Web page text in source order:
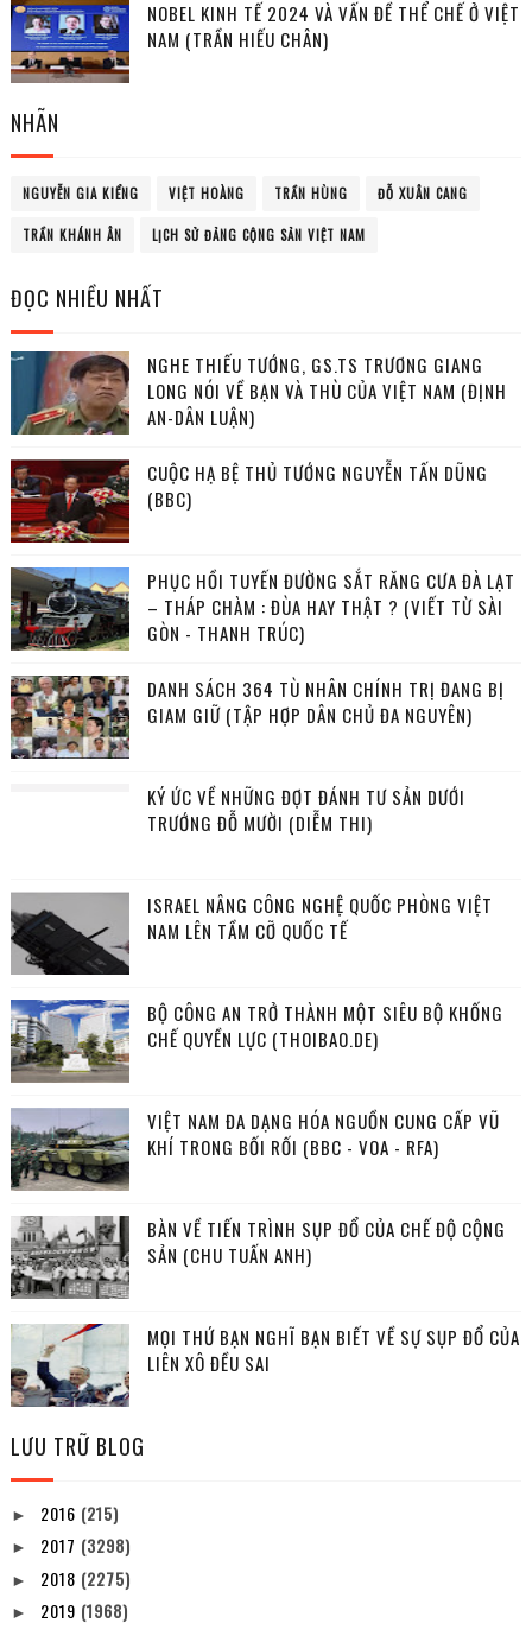
NOBEL KINH TẾ 2024 VÀ VẤN ĐỀ THỂ CHẾ Ở VIỆT
NAM (TRẦN HIẾU CHÂN)
NHÃN
NGUYỄN GIA KIỂNG VIỆT HOÀNG TRẦN HÙNG ĐỖ XUÂN CANG
TRẦN KHÁNH ÂN LỊCH SỬ ĐẢNG CỘNG SẢN VIỆT NAM
ĐỌC NHIỀU NHẤT
NGHE THIẾU TƯỚNG, GS.TS TRƯƠNG GIANG
LONG NÓI VỀ BẠN VÀ THÙ CỦA VIỆT NAM (ĐỊNH
AN-DÂN LUẬN)
CUỘC HẠ BỆ THỦ TƯỚNG NGUYỄN TẤN DŨNG
(BBC)
PHỤC HỒI TUYẾN ĐƯỜNG SẮT RĂNG CƯA ĐÀ LẠT
– THÁP CHÀM : ĐÙA HAY THẬT ? (VIẾT TỪ SÀI
GÒN - THANH TRÚC)
DANH SÁCH 364 TÙ NHÂN CHÍNH TRỊ ĐANG BỊ
GIAM GIỮ (TẬP HỢP DÂN CHỦ ĐA NGUYÊN)
KÝ ỨC VỀ NHỮNG ĐỢT ĐÁNH TƯ SẢN DƯỚI
TRƯỚNG ĐỖ MƯỜI (DIỄM THI)
ISRAEL NÂNG CÔNG NGHỆ QUỐC PHÒNG VIỆT
NAM LÊN TẦM CỠ QUỐC TẾ
BỘ CÔNG AN TRỞ THÀNH MỘT SIÊU BỘ KHỐNG
CHẾ QUYỀN LỰC (THOIBAO.DE)
VIỆT NAM ĐA DẠNG HÓA NGUỒN CUNG CẤP VŨ
KHÍ TRONG BỐI RỐI (BBC - VOA - RFA)
BÀN VỀ TIẾN TRÌNH SỤP ĐỔ CỦA CHẾ ĐỘ CỘNG
SẢN (CHU TUẤN ANH)
MỌI THỨ BẠN NGHĨ BẠN BIẾT VỀ SỰ SỤP ĐỔ CỦA
LIÊN XÔ ĐỀU SAI
LƯU TRỮ BLOG
► 2016 (215)
► 2017 (3298)
► 2018 (2275)
► 2019 (1968)